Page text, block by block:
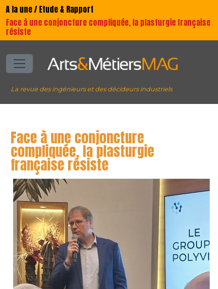
A la une / Etude & Rapport
Face à une conjoncture compliquée, la plasturgie française
résiste
La revue des ingénieurs et des décideurs industriels
Face à une conjoncture
compliquée, la plasturgie
française résiste